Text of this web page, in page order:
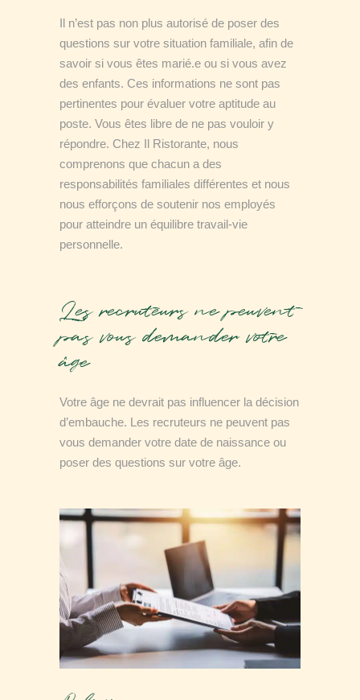
Il n’est pas non plus autorisé de poser des
questions sur votre situation familiale, afin de
savoir si vous êtes marié.e ou si vous avez
des enfants. Ces informations ne sont pas
pertinentes pour évaluer votre aptitude au
poste. Vous êtes libre de ne pas vouloir y
répondre. Chez Il Ristorante, nous
comprenons que chacun a des
responsabilités familiales différentes et nous
nous efforçons de soutenir nos employés
pour atteindre un équilibre travail-vie
personnelle.
Les recruteurs ne peuvent
pas vous demander votre
âge
Votre âge ne devrait pas influencer la décision
d’embauche. Les recruteurs ne peuvent pas
vous demander votre date de naissance ou
poser des questions sur votre âge.